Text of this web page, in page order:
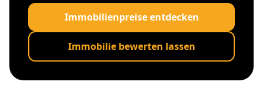
Immobilienpreise entdecken
Immobilie bewerten lassen